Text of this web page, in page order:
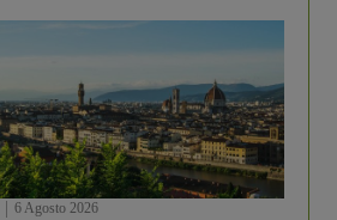
6 Agosto 2026